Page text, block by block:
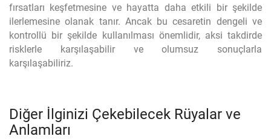
fırsatları keşfetmesine ve hayatta daha etkili bir şekilde
ilerlemesine olanak tanır. Ancak bu cesaretin dengeli ve
kontrollü bir şekilde kullanılması önemlidir, aksi takdirde
risklerle karşılaşabilir ve olumsuz sonuçlarla
karşılaşabiliriz.
Diğer İlginizi Çekebilecek Rüyalar ve
Anlamları